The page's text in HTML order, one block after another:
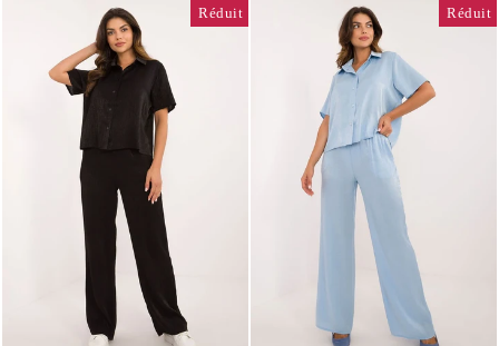
Réduit Réduit